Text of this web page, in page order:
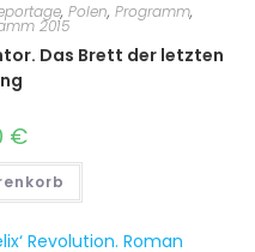
, Polen, Programm,
2015
Das Brett der letzten
€